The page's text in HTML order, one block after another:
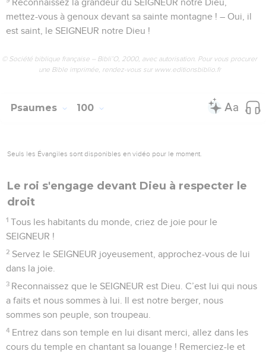
Reconnaissez la grandeur du SEIGNEUR notre Dieu,
mettez-vous à genoux devant sa sainte montagne ! – Oui, il
est saint, le SEIGNEUR notre Dieu !
© Société biblique française – Bibli’O, 2000, avec autorisation. Pour vous procurer
une Bible imprimée, rendez-vous sur www.editionsbiblio.fr
Psaumes 100
Seuls les Évangiles sont disponibles en vidéo pour le moment.
Le roi s'engage devant Dieu à respecter le
droit
1 Tous les habitants du monde, criez de joie pour le
SEIGNEUR !
2 Servez le SEIGNEUR joyeusement, approchez-vous de lui
dans la joie.
3 Reconnaissez que le SEIGNEUR est Dieu. C’est lui qui nous
a faits et nous sommes à lui. Il est notre berger, nous
sommes son peuple, son troupeau.
4 Entrez dans son temple en lui disant merci, allez dans les
cours du temple en chantant sa louange ! Remerciez-le et